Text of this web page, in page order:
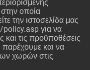
οποία
την ιστοσελίδα μας
για να
και τις προϋποθέσεις
και να
χωρών στις